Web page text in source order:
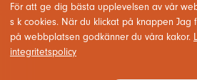
För att ge dig bästa upplevelsen av vår
s k cookies. När du klickat på knappen Jag
på webbplatsen godkänner du våra kakor.
integritetspolicy